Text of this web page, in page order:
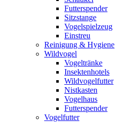
Futterspender
Sitzstange
Vogelspielzeug
Einstreu
Reinigung & Hygiene
Wildvogel
Vogeltränke
Insektenhotels
Wildvogelfutter
Nistkasten
Vogelhaus
Futterspender
Vogelfutter